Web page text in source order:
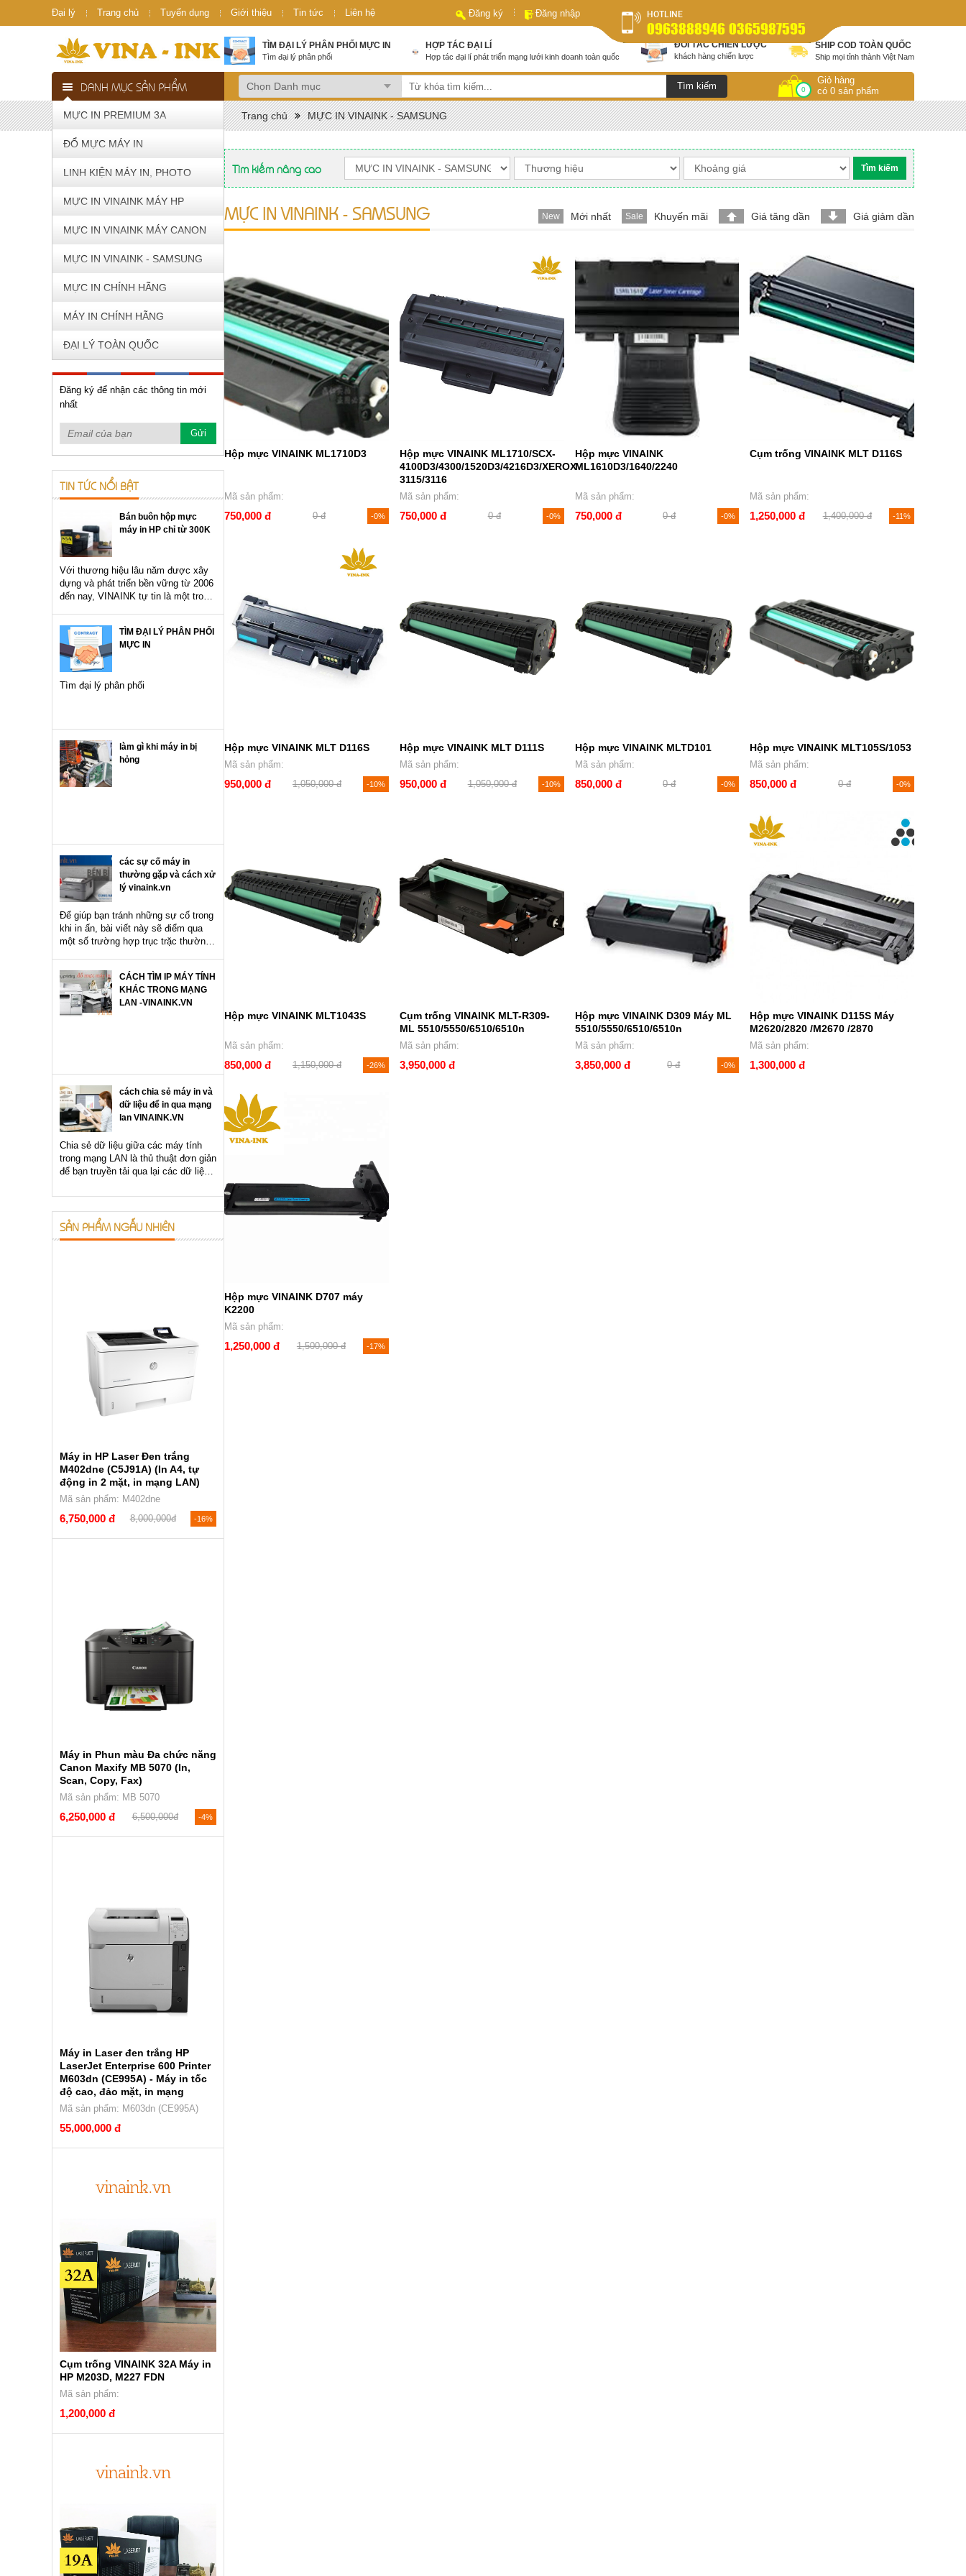
Đại lý Trang chủ Tuyển dụng Giới thiệu Tin tức Liên hệ Đăng ký Đăng nhập HOTLINE
0963888946 0365987595
TÌM ĐẠI LÝ PHÂN PHỐI MỰC IN
Tìm đại lý phân phối
HỢP TÁC ĐẠI LÍ
Hợp tác đại lí phát triển mạng lưới kinh doanh toàn quốc
ĐỐI TÁC CHIẾN LƯỢC
khách hàng chiến lược
SHIP COD TOÀN QUỐC
Ship mọi tỉnh thành Việt Nam
DANH MỤC SẢN PHẨM
MỰC IN PREMIUM 3A
ĐỔ MỰC MÁY IN
LINH KIỆN MÁY IN, PHOTO
MỰC IN VINAINK MÁY HP
MỰC IN VINAINK MÁY CANON
MỰC IN VINAINK - SAMSUNG
MỰC IN CHÍNH HÃNG
MÁY IN CHÍNH HÃNG
ĐẠI LÝ TOÀN QUỐC
0
Giỏ hàng
có 0 sản phẩm
Trang chủ MỰC IN VINAINK - SAMSUNG
Đăng ký để nhận các thông tin mới
nhất
TIN TỨC NỔI BẬT
Bán buôn hộp mực
máy in HP chỉ từ 300K
Với thương hiệu lâu năm được xây
dựng và phát triển bền vững từ 2006
đến nay, VINAINK tự tin là một trong
Hiện nay...
TÌM ĐẠI LÝ PHÂN PHỐI
MỰC IN
Tìm đại lý phân phối
làm gì khi máy in bị
hỏng
các sự cố máy in
thường gặp và cách xử
lý vinaink.vn
Để giúp bạn tránh những sự cố trong
khi in ấn, bài viết này sẽ điểm qua
một số trường hợp trục trặc thường
dụng...
CÁCH TÌM IP MÁY TÍNH
KHÁC TRONG MẠNG
LAN -VINAINK.VN
cách chia sẻ máy in và
dữ liệu để in qua mạng
lan VINAINK.VN
Chia sẻ dữ liệu giữa các máy tính
trong mạng LAN là thủ thuật đơn giản
để bạn truyền tải qua lại các dữ liệu
cần phải sử dụng tới bất...
SẢN PHẨM NGẪU NHIÊN
Máy in HP Laser Đen trắng
M402dne (C5J91A) (In A4, tự
động in 2 mặt, in mạng LAN)
Mã sản phẩm: M402dne
6,750,000 đ 8,000,000đ -16%
Máy in Phun màu Đa chức năng
Canon Maxify MB 5070 (In,
Scan, Copy, Fax)
Mã sản phẩm: MB 5070
6,250,000 đ 6,500,000đ -4%
Máy in Laser đen trắng HP
LaserJet Enterprise 600 Printer
M603dn (CE995A) - Máy in tốc
độ cao, đảo mặt, in mạng
Mã sản phẩm: M603dn (CE995A)
55,000,000 đ
Cụm trống VINAINK 32A Máy in
HP M203D, M227 FDN
Mã sản phẩm:
1,200,000 đ
Tìm kiếm nâng cao
MỰC IN VINAINK - SAMSUNG Mới nhất Khuyến mãi Giá tăng dần Giá giảm dần
Hộp mực VINAINK ML1710D3
Mã sản phẩm:
750,000 đ 0 đ -0%
Hộp mực VINAINK ML1710/SCX-
4100D3/4300/1520D3/4216D3/XEROX
3115/3116
Mã sản phẩm:
750,000 đ 0 đ -0%
Hộp mực VINAINK
ML1610D3/1640/2240
Mã sản phẩm:
750,000 đ 0 đ -0%
Cụm trống VINAINK MLT D116S
Mã sản phẩm:
1,250,000 đ 1,400,000 đ -11%
Hộp mực VINAINK MLT D116S
Mã sản phẩm:
950,000 đ 1,050,000 đ -10%
Hộp mực VINAINK MLT D111S
Mã sản phẩm:
950,000 đ 1,050,000 đ -10%
Hộp mực VINAINK MLTD101
Mã sản phẩm:
850,000 đ 0 đ -0%
Hộp mực VINAINK MLT105S/1053
Mã sản phẩm:
850,000 đ 0 đ -0%
Hộp mực VINAINK MLT1043S
Mã sản phẩm:
850,000 đ 1,150,000 đ -26%
Cụm trống VINAINK MLT-R309-
ML 5510/5550/6510/6510n
Mã sản phẩm:
3,950,000 đ
Hộp mực VINAINK D309 Máy ML
5510/5550/6510/6510n
Mã sản phẩm:
3,850,000 đ 0 đ -0%
Hộp mực VINAINK D115S Máy
M2620/2820 /M2670 /2870
Mã sản phẩm:
1,300,000 đ
Hộp mực VINAINK D707 máy
K2200
Mã sản phẩm:
1,250,000 đ 1,500,000 đ -17%